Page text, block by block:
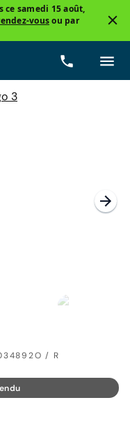
ce samedi 15 août,
vousou par
3
/ R